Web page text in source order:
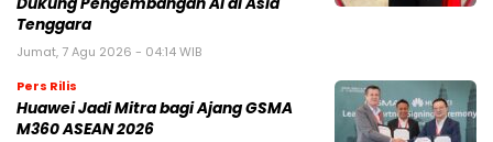
Dukung Pengembangan AI di Asia
Tenggara
Jumat, 7 Agu 2026 - 04:14 WIB
Pers Rilis
Huawei Jadi Mitra bagi Ajang GSMA
M360 ASEAN 2026